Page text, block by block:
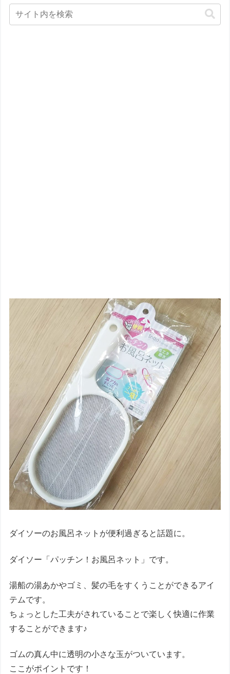
ダイソーのお風呂ネットが便利過ぎると話題に。
ダイソー「パッチン！お風呂ネット」です。
湯船の湯あかやゴミ、髪の毛をすくうことができるアイ
テムです。
ちょっとした工夫がされていることで楽しく快適に作業
することができます♪
ゴムの真ん中に透明の小さな玉がついています。
ここがポイントです！